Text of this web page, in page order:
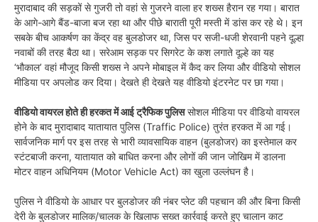
मुरादाबाद की सड़कों से गुजरी तो वहां से गुजरने वाला हर शख्स हैरान रह गया। बारात
के आगे-आगे बैंड-बाजा बज रहा था और पीछे बाराती पूरी मस्ती में डांस कर रहे थे। इन
सबके बीच आकर्षण का केंद्र वह बुलडोजर था, जिस पर सजी-धजी शेरवानी पहने दूल्हा
नवाबों की तरह बैठा था। सरेआम सड़क पर सिगरेट के कश लगाते दूल्हे का यह
‘भौकाल’ वहां मौजूद किसी शख्स ने अपने मोबाइल में कैद कर लिया और वीडियो सोशल
मीडिया पर अपलोड कर दिया। देखते ही देखते यह वीडियो इंटरनेट पर छा गया।
वीडियो वायरल होते ही हरकत में आई ट्रैफिक पुलिससोशल मीडिया पर वीडियो वायरल
होने के बाद मुरादाबाद यातायात पुलिस (Traffic Police) तुरंत हरकत में आ गई।
सार्वजनिक मार्ग पर इस तरह से भारी व्यावसायिक वाहन (बुलडोजर) का इस्तेमाल कर
स्टंटबाजी करना, यातायात को बाधित करना और लोगों की जान जोखिम में डालना
मोटर वाहन अधिनियम (Motor Vehicle Act) का खुला उल्लंघन है।
पुलिस ने वीडियो के आधार पर बुलडोजर की नंबर प्लेट की पहचान की और बिना किसी
देरी के बुलडोजर मालिक/चालक के खिलाफ सख्त कार्रवाई करते हुए चालान काट